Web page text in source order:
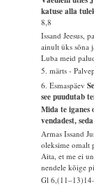
katuse alla
8,8
Issand Jeesus,
ainult üks sõna
Luba meid
5. märts -
6. Esmaspäev
see puudutab
Mida te iganes
vendadest,
Armas Issand
oleksime omalt
Aita, et me ei
nendele kõige
Gl